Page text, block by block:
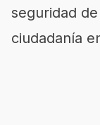
seguridad
ciudadanía